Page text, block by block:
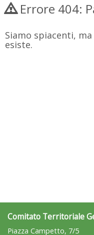
Errore 404:
Siamo spiacenti,
esiste.
Comitato Territoriale
Piazza Campetto, 7/5